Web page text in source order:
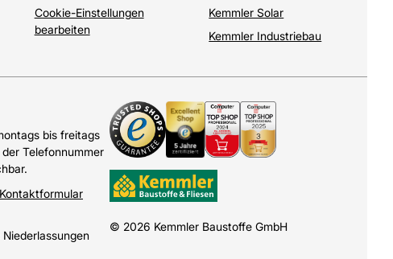
Cookie-Einstellungen
bearbeiten
Kemmler Solar
Kemmler Industriebau
bis freitags
Telefonnummer
Kontaktformular
© 2026 Kemmler Baustoffe GmbH